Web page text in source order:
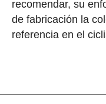
recomendar, su
de fabricación la
referencia en el